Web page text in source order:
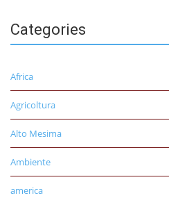
Categories
Africa
Agricoltura
Alto Mesima
Ambiente
america